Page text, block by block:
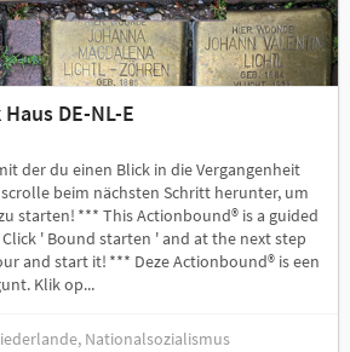
DE-NL-E
der du einen Blick in die Vergangenheit
beim nächsten Schritt herunter, um
starten! *** This Actionbound® is a guided
' Bound starten ' and at the next step
and start it! *** Deze Actionbound® is een
Klik op...
Nationalsozialismus